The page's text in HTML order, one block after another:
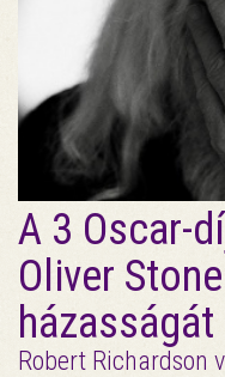
A 3 Oscar-
Oliver
Robert Richardson